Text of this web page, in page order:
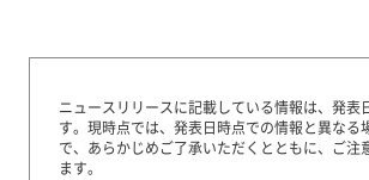
ニュースリリースに記載している情報は、発表
す。 現時点では、発表日時点での情報と異なる
で、あらかじめご了承いただくとともに、ご注
ます。